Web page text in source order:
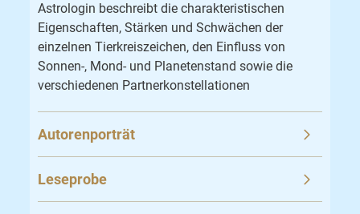
Astrologin beschreibt die charakteristischen
Eigenschaften, Stärken und Schwächen der
einzelnen Tierkreiszeichen, den Einfluss von
Sonnen-, Mond- und Planetenstand sowie die
verschiedenen Partnerkonstellationen
Autorenporträt
Leseprobe